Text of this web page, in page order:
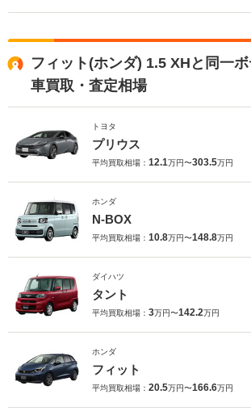
フィット(ホンダ) 1.5 XHと同一
車買取・査定相場
トヨタ
プリウス
平均買取相場： 12.1万円〜303.5万円
ホンダ
N-BOX
平均買取相場： 10.8万円〜148.8万円
ダイハツ
タント
平均買取相場： 3万円〜142.2万円
ホンダ
フィット
平均買取相場： 20.5万円〜166.6万円